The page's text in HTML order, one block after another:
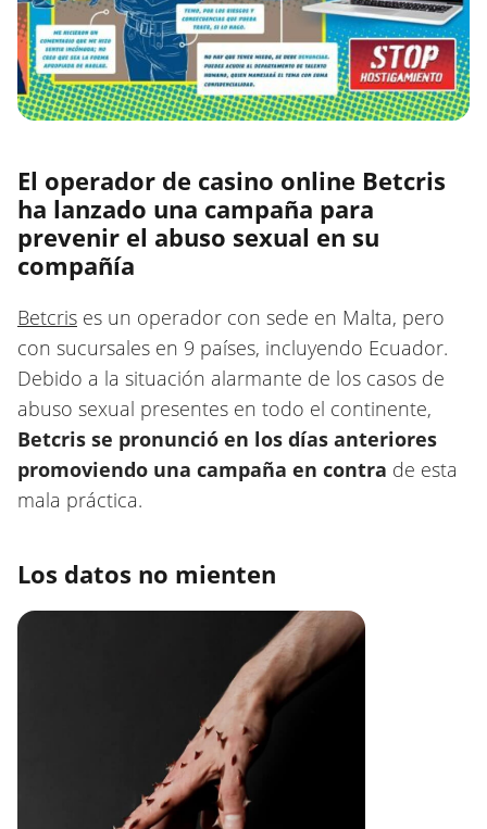
El operador de casino online Betcris
ha lanzado una campaña para
prevenir el abuso sexual en su
compañía
Betcris es un operador con sede en Malta, pero
con sucursales en 9 países, incluyendo Ecuador.
Debido a la situación alarmante de los casos de
abuso sexual presentes en todo el continente,
Betcris se pronunció en los días anteriores
promoviendo una campaña en contra de esta
mala práctica.
Los datos no mienten